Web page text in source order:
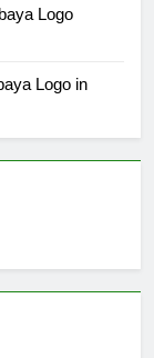
Logo
Logo in